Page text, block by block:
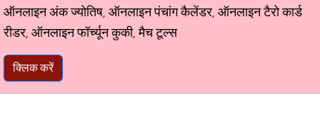
ऑनलाइन अंक ज्योतिष, ऑनलाइन पंचांग कैलेंडर, ऑनलाइन टैरो कार्ड
रीडर, ऑनलाइन फॉर्च्यून कुकी, मैच टूल्स
क्लिक करें